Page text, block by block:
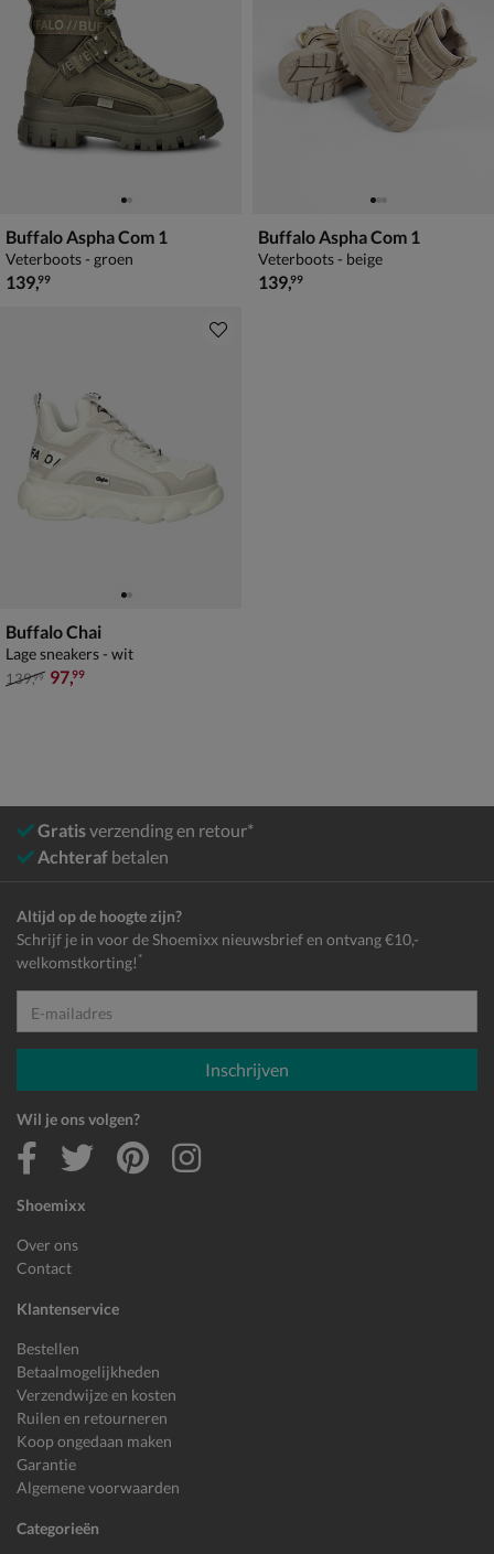
Buffalo Aspha Com 1
Veterboots - groen
€ 139,99
139,99
Buffalo Aspha Com 1
Veterboots - beige
€ 139,99
139,99
Buffalo Chai
Lage sneakers - wit
van € 139,99 voor € 97,99
139,99 97,99
Gratisverzending en retour*
Achteraf betalen
Shoemixx
Over ons
Contact
Klantenservice
Bestellen
Betaalmogelijkheden
Verzendwijze en kosten
Ruilen en retourneren
Koop ongedaan maken
Garantie
Algemene voorwaarden
Categorieën
Altijd op de hoogte zijn?
Schrijf je in voor de Shoemixx nieuwsbrief en ontvang €10,-
welkomstkorting! *
E-mailadres
Inschrijven
Wil je ons volgen?